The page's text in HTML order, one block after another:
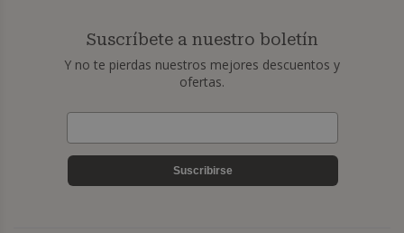
Suscríbete a nuestro boletín
Y no te pierdas nuestros mejores descuentos y
ofertas.
Suscribirse